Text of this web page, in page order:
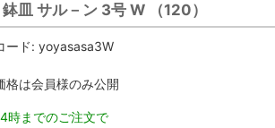
皿 サル－ン 3号 W （120）
ード: yoyasasa3W
格は会員様のみ公開
時までのご注文で